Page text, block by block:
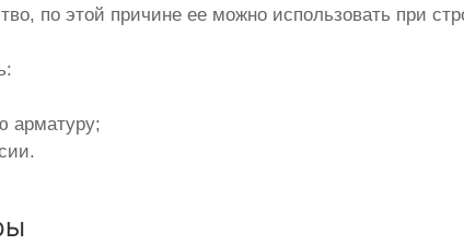
по этой причине ее можно использовать при
арматуру;